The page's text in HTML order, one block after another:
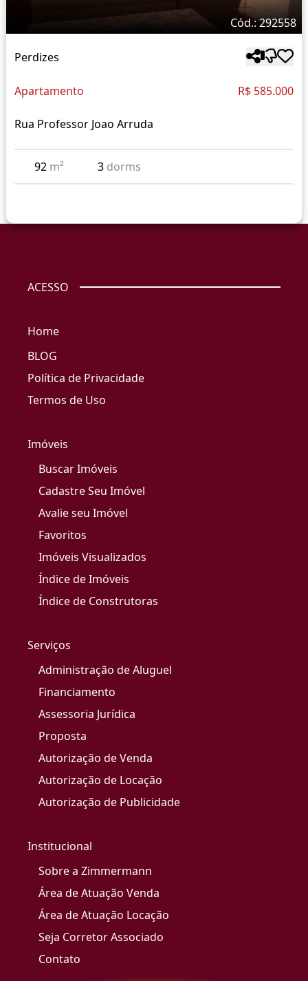
Cód.: 292558
Perdizes
Apartamento R$ 585.000
Rua Professor Joao Arruda
92 m² 3 dorms
ACESSO
Home
BLOG
Política de Privacidade
Termos de Uso
Imóveis
Buscar Imóveis
Cadastre Seu Imóvel
Avalie seu Imóvel
Favoritos
Imóveis Visualizados
Índice de Imóveis
Índice de Construtoras
Serviços
Administração de Aluguel
Financiamento
Assessoria Jurídica
Proposta
Autorização de Venda
Autorização de Locação
Autorização de Publicidade
Institucional
Sobre a Zimmermann
Área de Atuação Venda
Área de Atuação Locação
Seja Corretor Associado
Contato